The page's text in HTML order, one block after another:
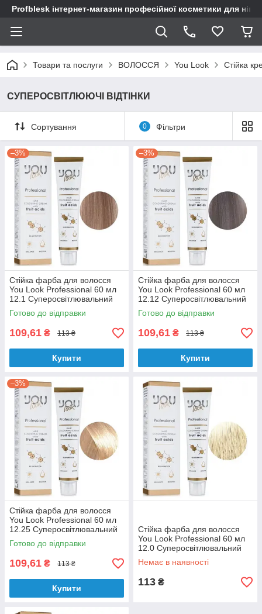
Profblesk інтернет-магазин професійної косметики для
Товари та послуги ВОЛОССЯ You Look Стійка
СУПЕРОСВІТЛЮЮЧІ ВІДТІНКИ
Сортування 0 Фільтри
–3%
Стійка фарба для волосся
You Look Professional 60 мл
12.1 Суперосвітлювальний
блондин попелястий
Готово до відправки
109,61 ₴ 113 ₴
Купити
–3%
Стійка фарба для волосся
You Look Professional 60 мл
12.12 Суперосвітлювальний
блондин попелясто-
перламутровий
Готово до відправки
109,61 ₴ 113 ₴
Купити
–3%
Стійка фарба для волосся
You Look Professional 60 мл
12.25 Суперосвітлювальний
блондин перламутрово-
махагоновий
Готово до відправки
109,61 ₴ 113 ₴
Купити
Стійка фарба для волосся
You Look Professional 60 мл
12.0 Суперосвітлювальний
натуральний блондин
Немає в наявності
113 ₴